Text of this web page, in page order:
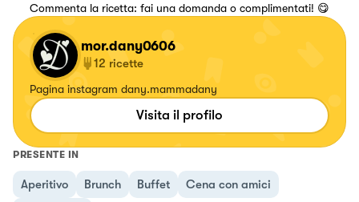
Commenta la ricetta: fai una domanda o complimentati! 😋
mor.dany0606
12 ricette
Pagina instagram dany.mammadany
Visita il profilo
PRESENTE IN
Aperitivo Brunch Buffet
Cena con amici